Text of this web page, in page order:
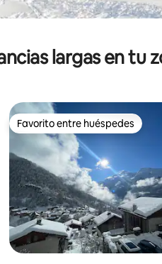
largas en tu
Favorito entre huéspedes
Favorito entre huéspedes